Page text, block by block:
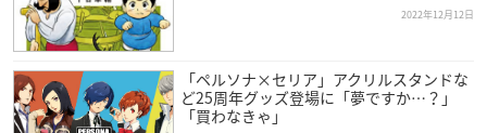
ア・ラ・モードパレ＆ザ・リゾート
開催日：2月3日(金)、2月4日(土)、2月5日(日)、2月10日(金)、2
月11日(土)、2月12日(日)、2月17日(金)、2月18日(土)、2月19日
2022年12月12日
「ペルソナ×セリア」アクリルスタンドな
ど25周年グッズ登場に「夢ですか…？」
「買わなきゃ」